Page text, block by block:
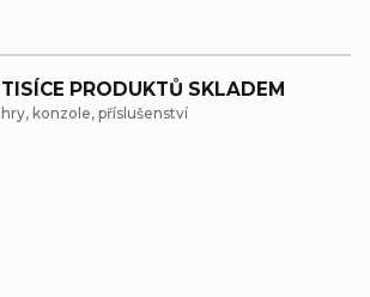
TISÍCE PRODUKTŮ SKLADEM
hry, konzole, příslušenství